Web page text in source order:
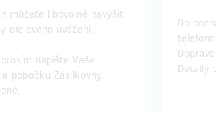
můžete libovolně navýšit
dle svého uvážení.
napište Vaše
pobočku Zásilkovny.
Do
Detaily